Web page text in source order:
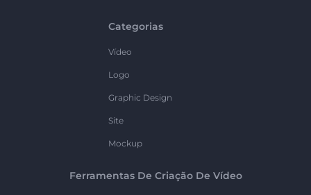
Categorias
Vídeo
Logo
Graphic Design
Site
Mockup
Ferramentas De Criação De Vídeo